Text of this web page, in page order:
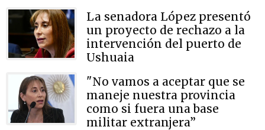
La senadora López presentó
un proyecto de rechazo a la
intervención del puerto de
Ushuaia
"No vamos a aceptar que se
maneje nuestra provincia
como si fuera una base
militar extranjera”